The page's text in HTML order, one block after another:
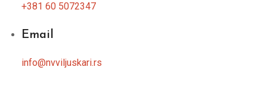
+381 60 5072347
Email
info@nvviljuskari.rs